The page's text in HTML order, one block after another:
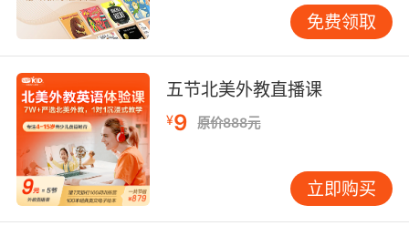
上儿童理解。
四、文化多样性：培育全球视野
加州大学跨文化研究中心发现，接触多元文化内
容的儿童在创造力测试中得分高出平均值34%。
优质绘本应包含三个维度的文化元素：首先是日
常礼仪差异，《Minli's New Home》通过华裔女
孩的移民故事展现文化碰撞；其次是传统节日认
知，《The Lantern Festival》用剪纸艺术讲述元
宵节起源；最后是普世价值观传递，南非作家
免费领取
五节北美外教直播课
¥9 原价888元
立即购买